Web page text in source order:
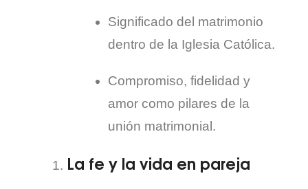
Significado del matrimonio
dentro de la Iglesia Católica.
Compromiso, fidelidad y
amor como pilares de la
unión matrimonial.
La fe y la vida en pareja